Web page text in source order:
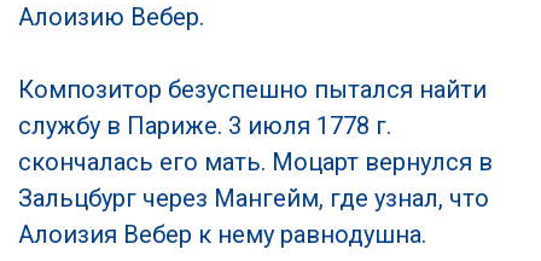
Алоизию Вебер.
Композитор безуспешно пытался найти
службу в Париже. 3 июля 1778 г.
скончалась его мать. Моцарт вернулся в
Зальцбург через Мангейм, где узнал, что
Алоизия Вебер к нему равнодушна.